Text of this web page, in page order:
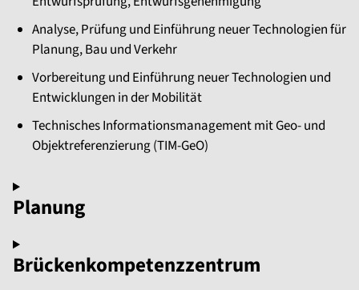
Analyse, Prüfung und Einführung neuer Technologien für
Planung, Bau und Verkehr
Vorbereitung und Einführung neuer Technologien und
Entwicklungen in der Mobilität
Technisches Informationsmanagement mit Geo- und
Objektreferenzierung (TIM-GeO)
Planung
Brückenkompetenzzentrum